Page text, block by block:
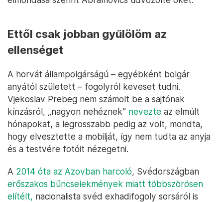
Ettől csak jobban gyűlölöm az
ellenséget
A horvát állampolgárságú – egyébként bolgár
anyától született – fogolyról keveset tudni.
Vjekoslav Prebeg nem számolt be a sajtónak
kínzásról, „nagyon nehéznek” nevezte az elmúlt
hónapokat, a legrosszabb pedig az volt, mondta,
hogy elvesztette a mobilját, így nem tudta az anyja
és a testvére fotóit nézegetni.
A 2014 óta az Azovban harcoló, Svédországban
erőszakos bűncselekmények miatt többszörösen
elítélt, nacionalista svéd exhadifogoly sorsáról is